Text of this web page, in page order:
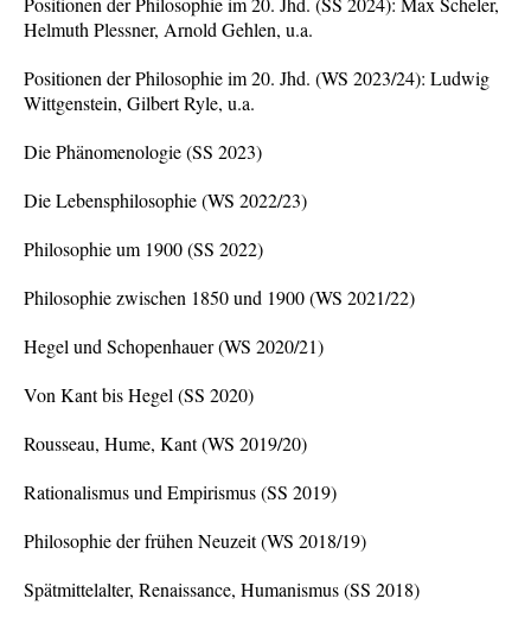
Helmuth Plessner, Arnold Gehlen, u.a.
Positionen der Philosophie im 20. Jhd. (WS 2023/24): Ludwig
Wittgenstein, Gilbert Ryle, u.a.
Die Phänomenologie (SS 2023)
Die Lebensphilosophie (WS 2022/23)
Philosophie um 1900 (SS 2022)
Philosophie zwischen 1850 und 1900 (WS 2021/22)
Hegel und Schopenhauer (WS 2020/21)
Von Kant bis Hegel (SS 2020)
Rousseau, Hume, Kant (WS 2019/20)
Rationalismus und Empirismus (SS 2019)
Philosophie der frühen Neuzeit (WS 2018/19)
Spätmittelalter, Renaissance, Humanismus (SS 2018)